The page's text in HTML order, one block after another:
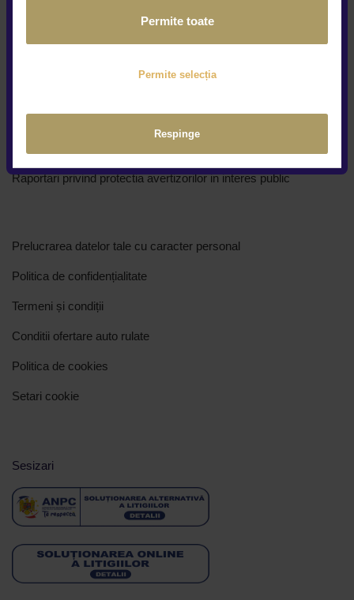
Permite toate
Permite selecția
Respinge
Regulamente promotii
Raportari privind protectia avertizorilor in interes public
Prelucrarea datelor tale cu caracter personal
Politica de confidențialitate
Termeni și condiții
Conditii ofertare auto rulate
Politica de cookies
Setari cookie
Sesizari